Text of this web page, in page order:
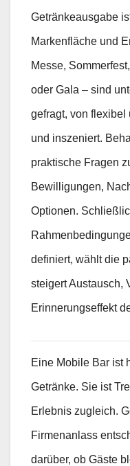
Getränkeausgabe
Markenfläche und
Messe,
oder Gala – sind
gefragt, von
und inszeniert.
praktische Fragen
Bewilligungen,
Optionen.
definiert, wählt die
steigert Austausch,
Erinnerungseffekt
Eine Mobile Bar ist
Getränke. Sie ist
Erlebnis zugleich.
Firmenanlass
darüber, ob Gäste